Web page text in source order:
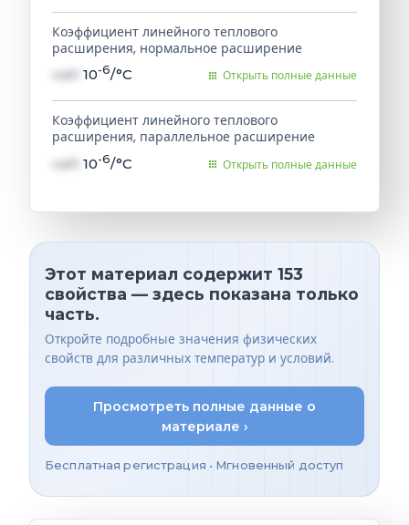
Коэффициент линейного теплового
расширения, нормальное расширение
val1 10-6/°C Открыть полные данные
Коэффициент линейного теплового
расширения, параллельное расширение
val1 10-6/°C Открыть полные данные
Этот материал содержит 153
свойства — здесь показана только
часть.
Откройте подробные значения физических
свойств для различных температур и условий.
Просмотреть полные данные о
материале ›
Бесплатная регистрация • Мгновенный доступ